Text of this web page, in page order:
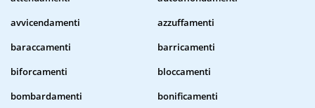
avvicendamenti
azzuffamenti
baraccamenti
barricamenti
biforcamenti
bloccamenti
bombardamenti
bonificamenti